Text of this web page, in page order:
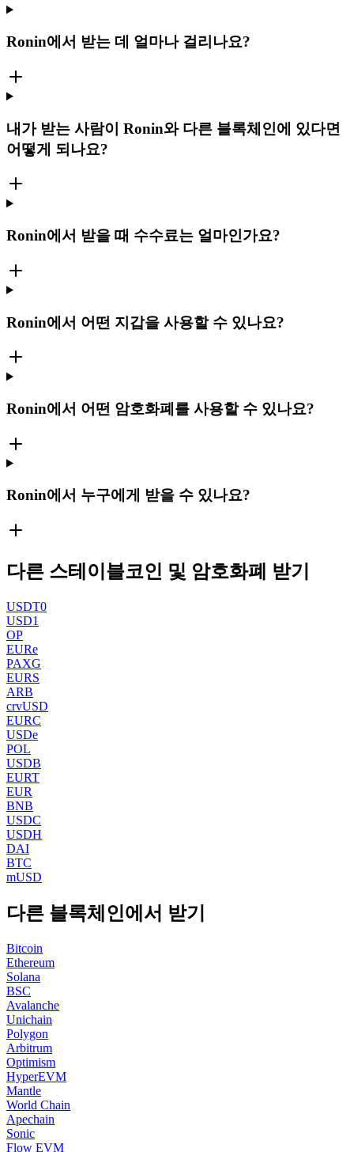
Ronin에서 받는 데 얼마나 걸리나요?
내가 받는 사람이 Ronin와 다른 블록체인에 있다면
어떻게 되나요?
Ronin에서 받을 때 수수료는 얼마인가요?
Ronin에서 어떤 지갑을 사용할 수 있나요?
Ronin에서 어떤 암호화폐를 사용할 수 있나요?
Ronin에서 누구에게 받을 수 있나요?
다른 스테이블코인 및 암호화폐 받기
USDT0
USD1
OP
EURe
PAXG
EURS
ARB
crvUSD
EURC
USDe
POL
USDB
EURT
EUR
BNB
USDC
USDH
DAI
BTC
mUSD
다른 블록체인에서 받기
Bitcoin
Ethereum
Solana
BSC
Avalanche
Unichain
Polygon
Arbitrum
Optimism
HyperEVM
Mantle
World Chain
Apechain
Sonic
Flow EVM